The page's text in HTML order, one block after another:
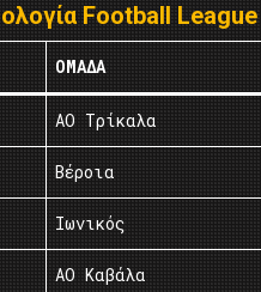
Football
ΟΜΆΔΑ
ΑΟ Τρίκαλα
Βέροια
Ιωνικός
ΑΟ Καβάλα